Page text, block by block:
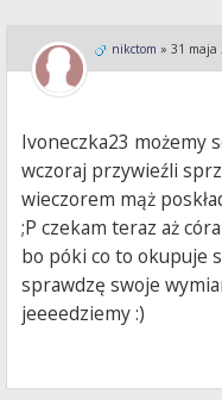
nikctom » 31 maja
Ivoneczka23 możemy
wczoraj przywieźli
wieczorem mąż
;P czekam teraz aż
bo póki co to okupuje
sprawdzę swoje
jeeeedziemy :)